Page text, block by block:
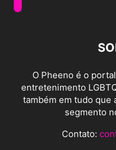
O Pheeno é o
entretenimento
também em tudo que
segmento
Contato: